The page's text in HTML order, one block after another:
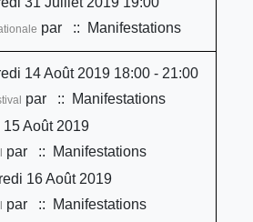
par :: Manifestations
14 Août 2019 18:00 - 21:00
par
:: Manifestations
Août 2019
par
:: Manifestations
16 Août 2019
par
:: Manifestations